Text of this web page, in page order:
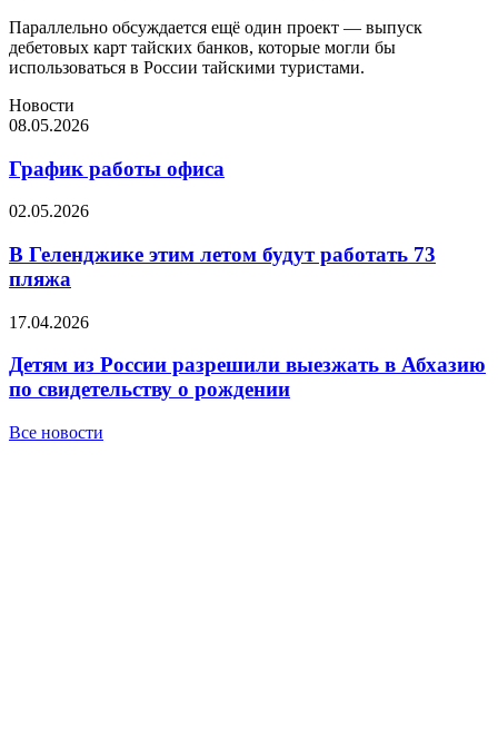
Параллельно обсуждается ещё один проект — выпуск
дебетовых карт тайских банков, которые могли бы
использоваться в России тайскими туристами.
Новости
08.05.2026
График работы офиса
02.05.2026
В Геленджике этим летом будут работать 73
пляжа
17.04.2026
Детям из России разрешили выезжать в Абхазию
по свидетельству о рождении
Все новости